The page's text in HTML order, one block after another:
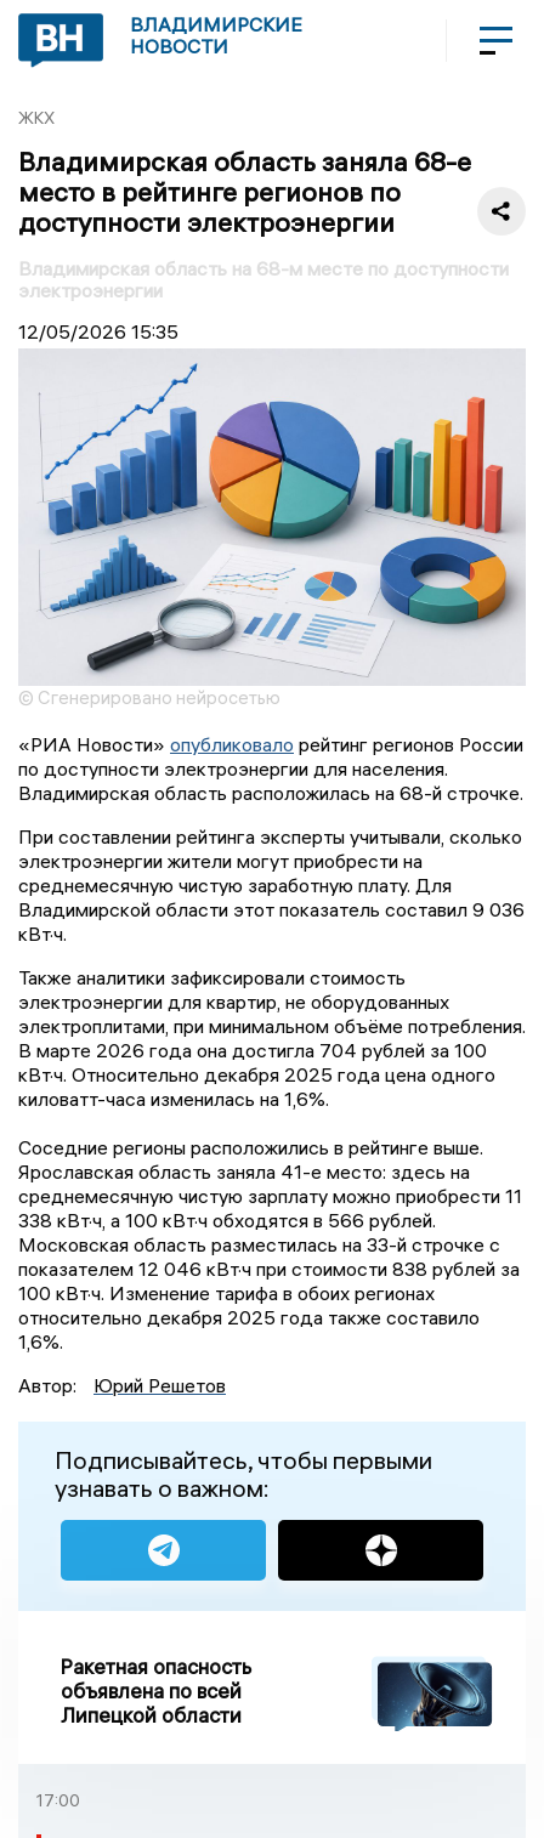
ВЛАДИМИРСКИЕ
НОВОСТИ
ЖКХ
Владимирская область заняла 68-е
место в рейтинге регионов по
доступности электроэнергии
Владимирская область на 68-м месте по доступности
электроэнергии
12/05/2026 15:35
© Сгенерировано нейросетью
«РИА Новости» опубликовало рейтинг регионов России
по доступности электроэнергии для населения.
Владимирская область расположилась на 68-й строчке.
При составлении рейтинга эксперты учитывали, сколько
электроэнергии жители могут приобрести на
среднемесячную чистую заработную плату. Для
Владимирской области этот показатель составил 9 036
кВт·ч.
Также аналитики зафиксировали стоимость
электроэнергии для квартир, не оборудованных
электроплитами, при минимальном объёме потребления.
В марте 2026 года она достигла 704 рублей за 100
кВт·ч. Относительно декабря 2025 года цена одного
киловатт-часа изменилась на 1,6%.
Соседние регионы расположились в рейтинге выше.
Ярославская область заняла 41-е место: здесь на
среднемесячную чистую зарплату можно приобрести 11
338 кВт·ч, а 100 кВт·ч обходятся в 566 рублей.
Московская область разместилась на 33-й строчке с
показателем 12 046 кВт·ч при стоимости 838 рублей за
100 кВт·ч. Изменение тарифа в обоих регионах
относительно декабря 2025 года также составило
1,6%.
Автор:
Юрий Решетов
Подписывайтесь, чтобы первыми
узнавать о важном:
Ракетная опасность
объявлена по всей
Липецкой области
17:00